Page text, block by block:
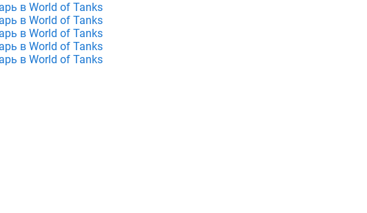
в World of Tanks
в World of Tanks
в World of Tanks
в World of Tanks
в World of Tanks